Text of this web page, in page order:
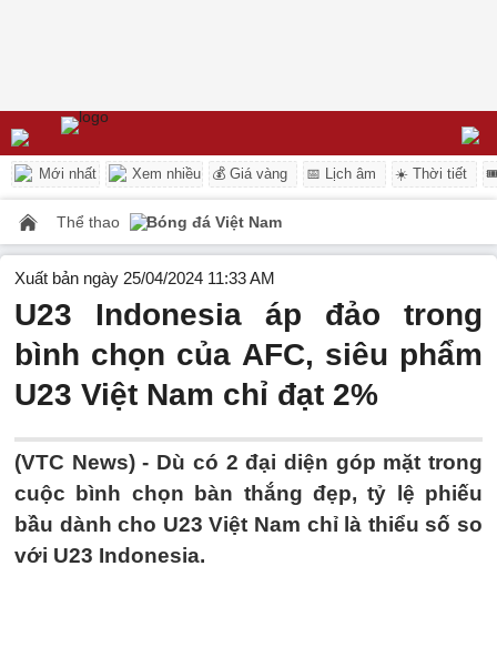
Mới nhất Xem nhiều 💰 Giá vàng 📅 Lịch âm ☀️ Thời tiết
Thể thao Bóng đá Việt Nam
Xuất bản ngày 25/04/2024 11:33 AM
U23 Indonesia áp đảo trong
bình chọn của AFC, siêu phẩm
U23 Việt Nam chỉ đạt 2%
(VTC News) - Dù có 2 đại diện góp mặt trong
cuộc bình chọn bàn thắng đẹp, tỷ lệ phiếu
bầu dành cho U23 Việt Nam chỉ là thiểu số so
với U23 Indonesia.